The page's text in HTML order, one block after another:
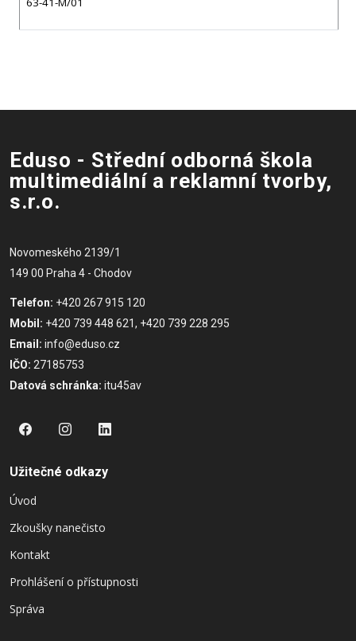
Eduso - Střední odborná škola
multimediální a reklamní tvorby,
s.r.o.
Novomeského 2139/1
149 00 Praha 4 - Chodov
Telefon: +420 267 915 120
Mobil: +420 739 448 621, +420 739 228 295
Email: info@eduso.cz
IČO: 27185753
Datová schránka: itu45av
Užitečné odkazy
Úvod
Zkoušky nanečisto
Kontakt
Prohlášení o přístupnosti
Správa